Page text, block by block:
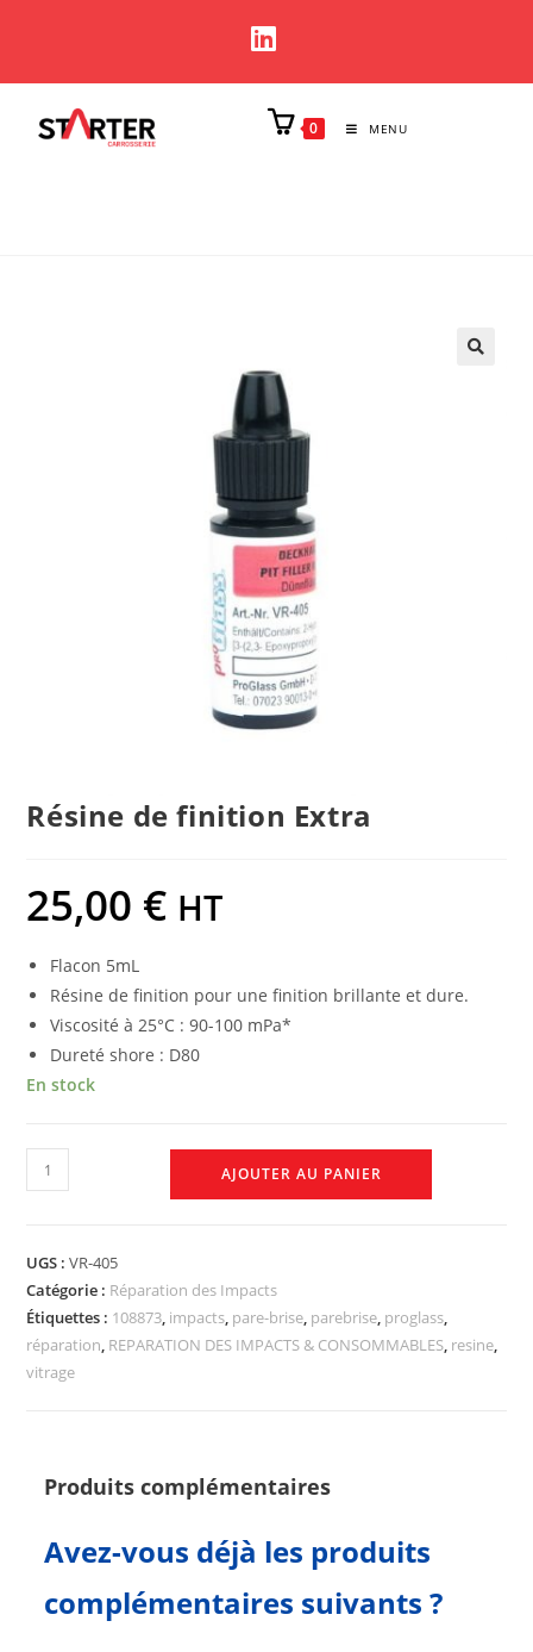
0 MENU
Résine de finition Extra
25,00 € HT
Flacon 5mL
Résine de finition pour une finition brillante et dure.
Viscosité à 25°C : 90-100 mPa*
Dureté shore : D80
En stock
AJOUTER AU PANIER
UGS :VR-405
Catégorie : Réparation des Impacts
Étiquettes : 108873, impacts, pare-brise, parebrise, proglass,
réparation, REPARATION DES IMPACTS & CONSOMMABLES, resine,
vitrage
Produits complémentaires
Avez-vous déjà les produits
complémentaires suivants ?